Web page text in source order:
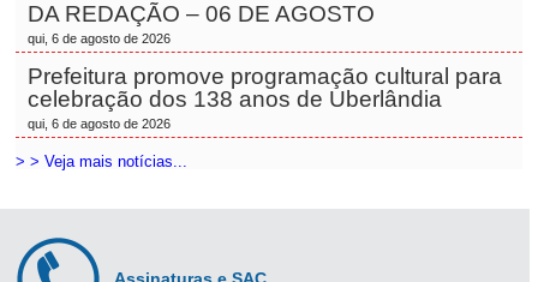
DA REDAÇÃO – 06 DE AGOSTO
qui, 6 de agosto de 2026
Prefeitura promove programação cultural para
celebração dos 138 anos de Uberlândia
qui, 6 de agosto de 2026
> > Veja mais notícias...